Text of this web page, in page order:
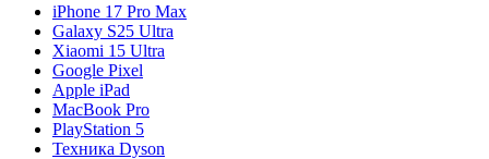
iPhone 17 Pro Max
Galaxy S25 Ultra
Xiaomi 15 Ultra
Google Pixel
Apple iPad
MacBook Pro
PlayStation 5
Техника Dyson